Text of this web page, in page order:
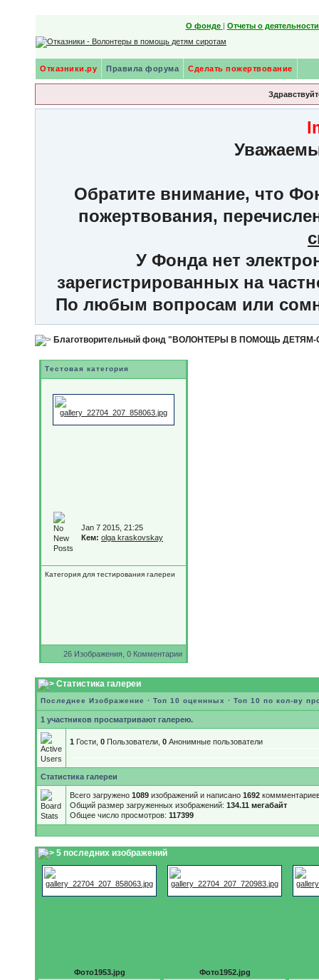
О фонде | Отчеты о
Отказники.ру Правила форума Сделать пожертвование
Обратите внимание, что
пожертвования,
У Фонда нет
зарегистрированных на
По любым вопросам или
Благотворительный фонд "ВОЛОНТЕРЫ В ПОМОЩЬ
Тестовая категория
Jan 7 2015, 21:25
Кем: olga kraskovskay
Категория для тестирования галереи
26 Изображения, 0 Комментарии
Статистика галереи
Последнее Изображение · Топ 10 оценнных · Топ 10 по кол-ву
1 участников просматривают галерею.
1 Гости, 0 Пользователи, 0 Анонимные пользователи
Статистика галереи
Всего загружено 1089 изображений и написано 1692
Общий размер загруженных изображений: 134.11 мегабайт
Общее число просмотров: 117399
5 последних изображений
Фото1953.jpg
Фото1952.jpg